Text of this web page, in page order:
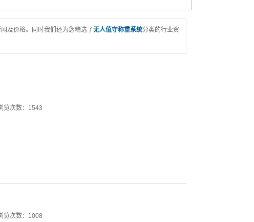
及价格。同时我们还为您精选了无人值守称重系统分类的行业资
览次数：1543
览次数：1008